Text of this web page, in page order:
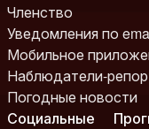
Членство
Уведомления по
Мобильное
Наблюдатели-
Погодные новости
Социальные